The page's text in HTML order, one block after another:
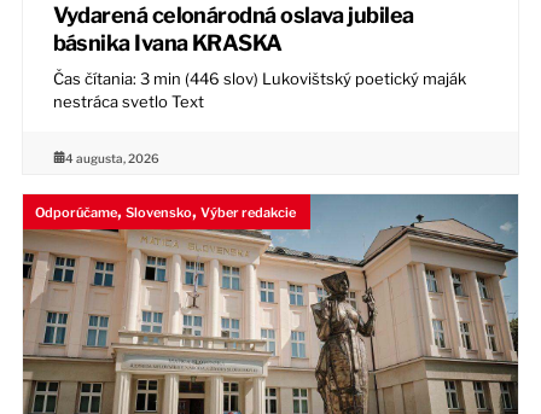
Vydarená celonárodná oslava jubilea
básnika Ivana KRASKA
Čas čítania: 3 min (446 slov) Lukovištský poetický maják
nestráca svetlo Text
4 augusta, 2026
Odporúčame, Slovensko, Výber redakcie